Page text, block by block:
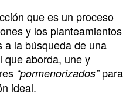
que es un proceso
y los planteamientos
a la búsqueda de una
que aborda, une y
“pormenorizados”para
ideal.